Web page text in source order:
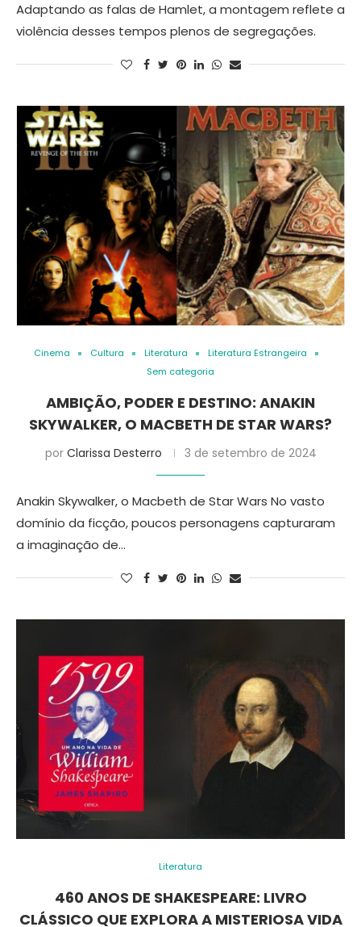
Adaptando as falas de Hamlet, a montagem reflete a
violência desses tempos plenos de segregações.
Cinema Cultura Literatura
Literatura Estrangeira
Sem categoria
AMBIÇÃO, PODER E DESTINO: ANAKIN
SKYWALKER, O MACBETH DE STAR WARS?
por Clarissa Desterro 3 de setembro de 2024
Anakin Skywalker, o Macbeth de Star Wars No vasto
domínio da ficção, poucos personagens capturaram
a imaginação de…
Literatura
460 ANOS DE SHAKESPEARE: LIVRO
CLÁSSICO QUE EXPLORA A MISTERIOSA VIDA